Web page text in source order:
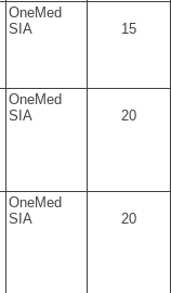
OneMed
SIA
15
OneMed
SIA
20
OneMed
SIA
20